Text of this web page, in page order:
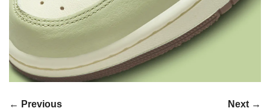
← Previous Next →